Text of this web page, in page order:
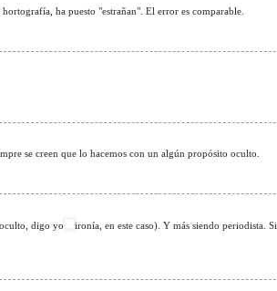
ha puesto "estrañan". El error es comparable.
se creen que lo hacemos con un algún propósito oculto.
digo yo
ironía, en este caso). Y más siendo periodista. Si